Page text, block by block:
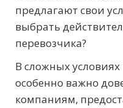
предлагают свои
выбрать
перевозчика?
В сложных
особенно важно
компаниям,